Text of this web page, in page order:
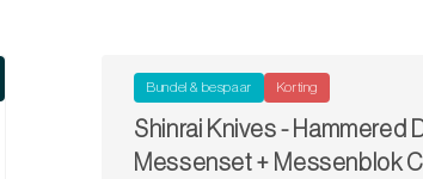
Bundel & bespaar Korting
Shinrai Knives - Hammered
Messenset + Messenblok